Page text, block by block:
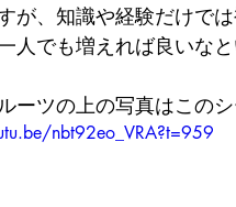
が、知識や経験だけで
人でも増えれば良いなと
ーツの上の写真はこの
nbt92eo_VRA?t=959